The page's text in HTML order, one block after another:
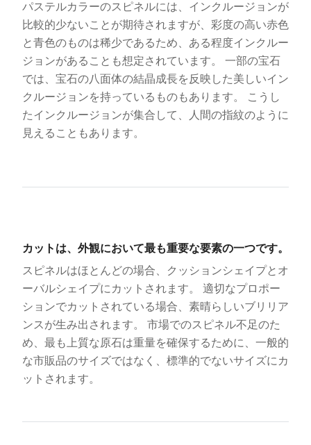
パステルカラーのスピネルには、インクルージョンが
比較的少ないことが期待されますが、彩度の高い赤色
と青色のものは稀少であるため、ある程度インクルー
ジョンがあることも想定されています。 一部の宝石
では、宝石の八面体の結晶成長を反映した美しいイン
クルージョンを持っているものもあります。 こうし
たインクルージョンが集合して、人間の指紋のように
見えることもあります。
カットは、外観において最も重要な要素の一つです。
スピネルはほとんどの場合、クッションシェイプとオ
ーバルシェイプにカットされます。 適切なプロポー
ションでカットされている場合、素晴らしいブリリア
ンスが生み出されます。 市場でのスピネル不足のた
め、最も上質な原石は重量を確保するために、一般的
な市販品のサイズではなく、標準的でないサイズにカ
ットされます。